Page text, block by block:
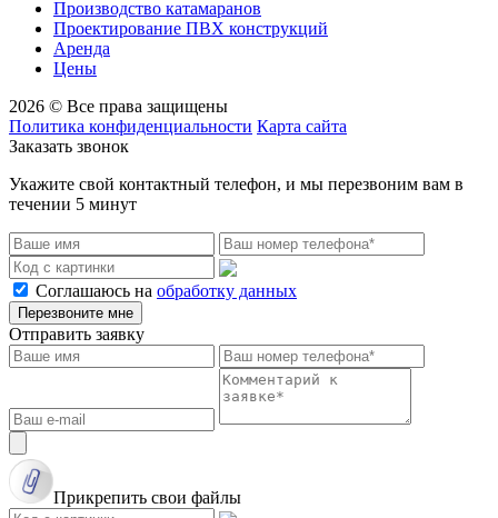
Производство катамаранов
Проектирование ПВХ конструкций
Аренда
Цены
2026 © Все права защищены
Политика конфиденциальности Карта сайта
Заказать звонок
Укажите свой контактный телефон, и мы перезвоним вам в
течении 5 минут
Соглашаюсь на обработку данных
Перезвоните мне
Отправить заявку
Прикрепить свои файлы